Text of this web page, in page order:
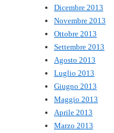
Dicembre 2013
Novembre 2013
Ottobre 2013
Settembre 2013
Agosto 2013
Luglio 2013
Giugno 2013
Maggio 2013
Aprile 2013
Marzo 2013